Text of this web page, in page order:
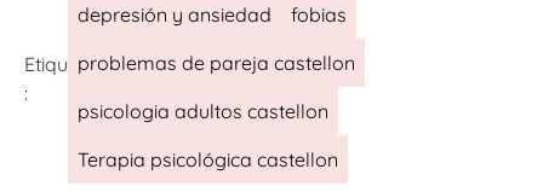
Etiquetas
:
depresión y ansiedad
fobias
problemas de pareja castellon
psicologia adultos castellon
Terapia psicológica castellon